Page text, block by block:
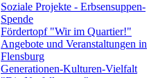
Soziale Projekte - Erbsensuppen-
Spende
Fördertopf "Wir im Quartier!"
Angebote und Veranstaltungen in
Flensburg
Generationen-Kulturen-Vielfalt